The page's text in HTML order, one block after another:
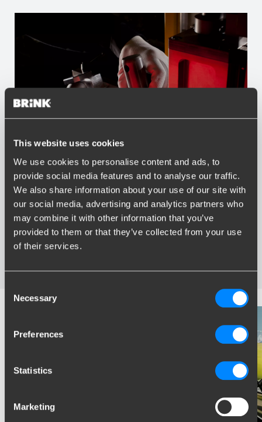
This website uses cookies
We use cookies to personalise content and ads, to
provide social media features and to analyse our traffic.
We also share information about your use of our site with
our social media, advertising and analytics partners who
may combine it with other information that you’ve
provided to them or that they’ve collected from your use
of their services.
Selection
Necessary
Preferences
Statistics
Marketing
Voordelen van Brink
Grootste assortiment trekhaken van Nederland
Trekhaak speciaal afgestemd op uw automerk en model
Veilige, gecertificeerde trekhaken
Montage bij u in de buurt
Diverse trekhaakopties; vaste, wegneembare en